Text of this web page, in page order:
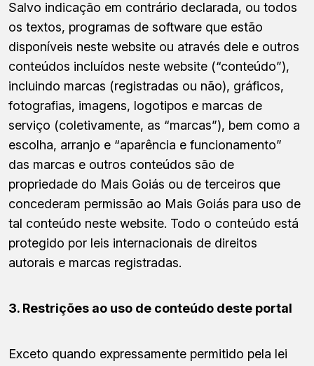
Salvo indicação em contrário declarada, ou todos
os textos, programas de software que estão
disponíveis neste website ou através dele e outros
conteúdos incluídos neste website (“conteúdo”),
incluindo marcas (registradas ou não), gráficos,
fotografias, imagens, logotipos e marcas de
serviço (coletivamente, as “marcas”), bem como a
escolha, arranjo e “aparência e funcionamento”
das marcas e outros conteúdos são de
propriedade do Mais Goiás ou de terceiros que
concederam permissão ao Mais Goiás para uso de
tal conteúdo neste website. Todo o conteúdo está
protegido por leis internacionais de direitos
autorais e marcas registradas.
3. Restrições ao uso de conteúdo deste portal
Exceto quando expressamente permitido pela lei